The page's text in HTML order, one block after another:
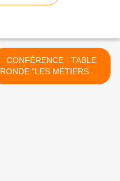
CONFÉRENCE - TABLE
RONDE "LES MÉTIERS DE
LA COMPOSITION